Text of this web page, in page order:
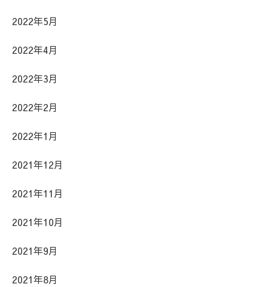
2022年5月
2022年4月
2022年3月
2022年2月
2022年1月
2021年12月
2021年11月
2021年10月
2021年9月
2021年8月